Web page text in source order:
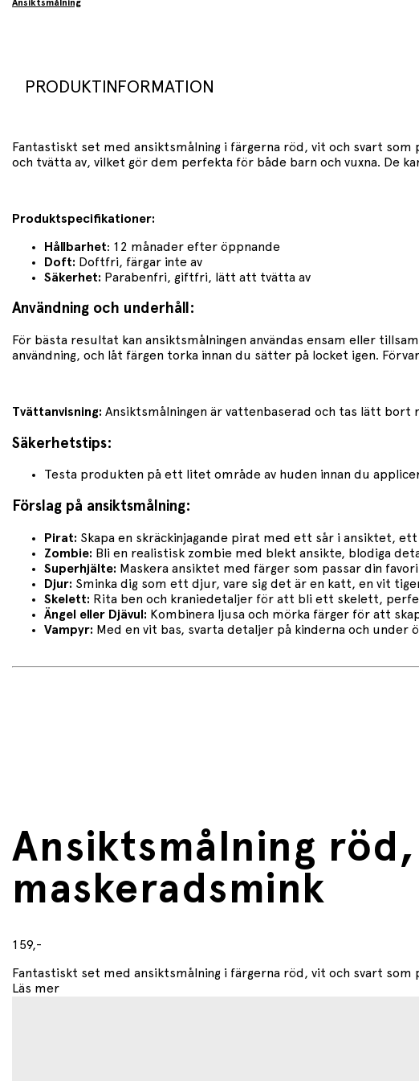
Ansiktsmålning
PRODUKTINFORMATION
Fantastiskt set med ansiktsmålning i färgerna röd, vit och svart
och tvätta av, vilket gör dem perfekta för både barn och vuxna. De
Produktspecifikationer:
Hållbarhet: 12 månader efter öppnande
Doft: Doftfri, färgar inte av
Säkerhet: Parabenfri, giftfri, lätt att tvätta av
Användning och underhåll:
För bästa resultat kan ansiktsmålningen användas ensam eller
användning, och låt färgen torka innan du sätter på locket igen.
Tvättanvisning: Ansiktsmålningen är vattenbaserad och tas lätt bort
Säkerhetstips:
Testa produkten på ett litet område av huden innan du
Förslag på ansiktsmålning:
Pirat: Skapa en skräckinjagande pirat med ett sår i ansiktet, ett
Zombie: Bli en realistisk zombie med blekt ansikte, blodiga
Superhjälte: Maskera ansiktet med färger som passar din
Djur: Sminka dig som ett djur, vare sig det är en katt, en vit
Skelett: Rita ben och kraniedetaljer för att bli ett skelett,
Ängel eller Djävul: Kombinera ljusa och mörka färger för att
Vampyr: Med en vit bas, svarta detaljer på kinderna och
Ansiktsmålning
maskeradsmink
159,-
Fantastiskt set med ansiktsmålning i färgerna röd, vit och svart som
Läs mer